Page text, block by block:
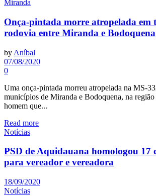
Miranda
Onça-pintada morre atropelada em
rodovia entre Miranda e Bodoquena
by Aníbal
07/08/2020
0
Uma onça-pintada morreu atropelada na MS-
municípios de Miranda e Bodoquena, na
homem que...
Read more
Notícias
PSD de Aquidauana homologou 17
para vereador e vereadora
18/09/2020
Notícias